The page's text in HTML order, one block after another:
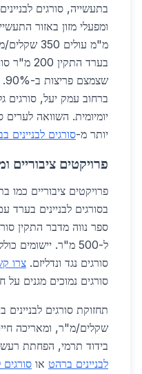
בתעשייה, סורגים
מ"מ עולים
ברחוב עמק יעל, סורגים
יומיומית. השוואה
יותר מ-סורגים
פרויקטים ציבוריים
פרויקטים ציבוריים כמו
בסורגים לבניינים
ל-500 מ"ר.
סורגים נגד ונדליזם. צרו
סורגים נמוכים מגנים על
בידוד תרמי, הפחתת
לבניינים ברהט או סורגים